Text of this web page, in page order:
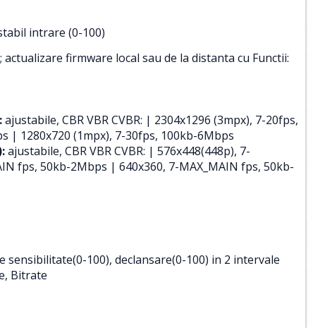
intrare (0-100)
firmware local sau de la distanta cu Functii:
ajustabile, CBR VBR CVBR: | 2304x1296 (3mpx), 7-20fps,
| 1280x720 (1mpx), 7-30fps, 100kb-6Mbps
ajustabile, CBR VBR CVBR: | 576x448(448p), 7-
fps, 50kb-2Mbps | 640x360, 7-MAX_MAIN fps, 50kb-
sensibilitate(0-100), declansare(0-100) in 2 intervale
Bitrate